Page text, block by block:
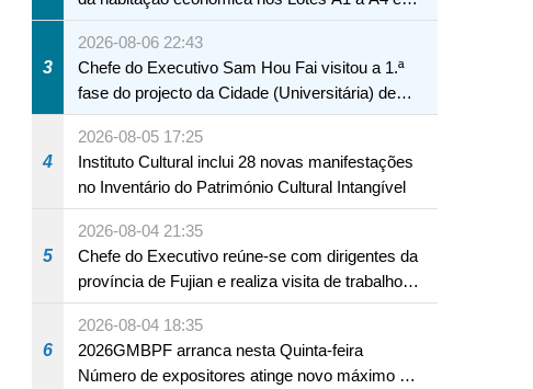
A12 da Zona A dos Novos Aterros
3
2026-08-06 22:43
Chefe do Executivo Sam Hou Fai visitou a 1.ª
fase do projecto da Cidade (Universitária) de
Educação Internacional de Macau e Hengqin
4
2026-08-05 17:25
Instituto Cultural inclui 28 novas manifestações
no Inventário do Património Cultural Intangível
5
2026-08-04 21:35
Chefe do Executivo reúne-se com dirigentes da
província de Fujian e realiza visita de trabalho
em Fuzhou
6
2026-08-04 18:35
2026GMBPF arranca nesta Quinta-feira
Número de expositores atinge novo máximo em